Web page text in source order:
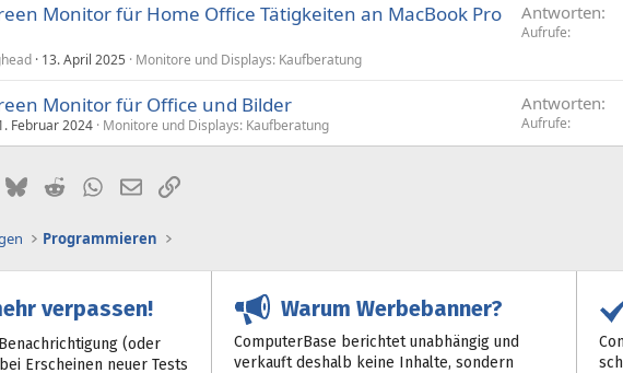
Monitor für Home Office Tätigkeiten an MacBook Pro
13. April 2025 Monitore und Displays: Kaufberatung
Antworten
Aufrufe
Monitor für Office und Bilder
Februar 2024 Monitore und Displays: Kaufberatung
Antworten
Aufrufe
(Twitter)
BlueskyRedditWhatsApp
E-MailLink
Programmieren
verpassen!
(oder
Erscheinen neuer Tests
Warum Werbebanner?
ComputerBase berichtet unabhängig und
verkauft deshalb keine Inhalte, sondern